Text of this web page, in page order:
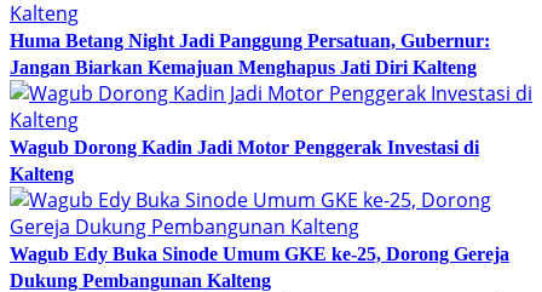
Huma Betang Night Jadi Panggung Persatuan, Gubernur:
Jangan Biarkan Kemajuan Menghapus Jati Diri Kalteng
Wagub Dorong Kadin Jadi Motor Penggerak Investasi di
Kalteng
Wagub Edy Buka Sinode Umum GKE ke-25, Dorong Gereja
Dukung Pembangunan Kalteng